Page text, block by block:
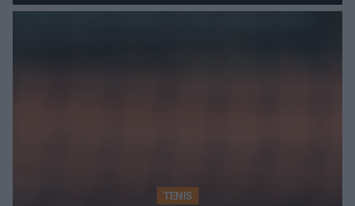
najwięcej punktów?
TENIS